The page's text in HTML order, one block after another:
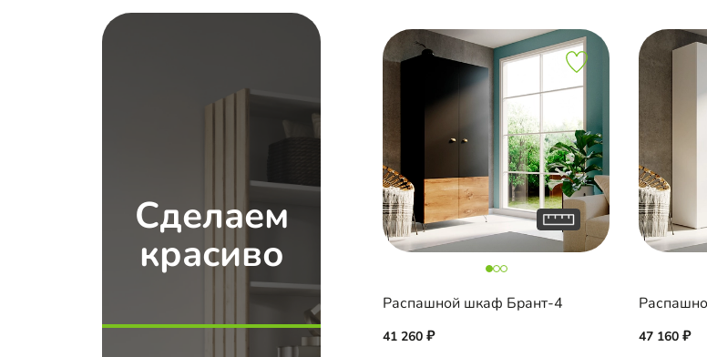
Сделаем
красиво
Распашной шкаф Брант-4
41 260 47 160